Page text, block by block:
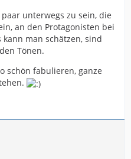
unterwegs zu sein, die
an den Protagonisten bei
kann man schätzen, sind
Tönen.
schön fabulieren, ganze